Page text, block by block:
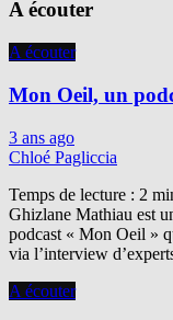
A écouter
A écouter
Mon Oeil, un
3 ans ago
Chloé Pagliccia
Temps de lecture : 2
Ghizlane Mathiau est
podcast « Mon Oeil »
via l’interview
A écouter